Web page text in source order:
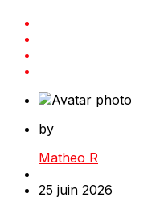
by
Matheo R
25 juin 2026